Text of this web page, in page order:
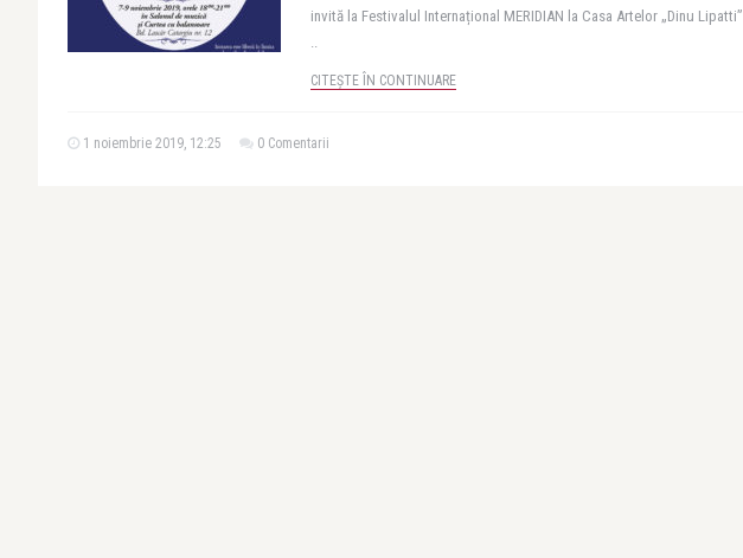
invită la Festivalul Internațional MERIDIAN la Casa Artelor „Dinu Lipatti”
..
CITEȘTE ÎN CONTINUARE
1 noiembrie 2019, 12:25 0 Comentarii